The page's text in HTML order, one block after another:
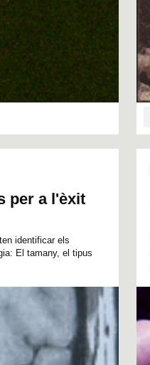
per a l'èxit
identificar els
El tamany, el tipus